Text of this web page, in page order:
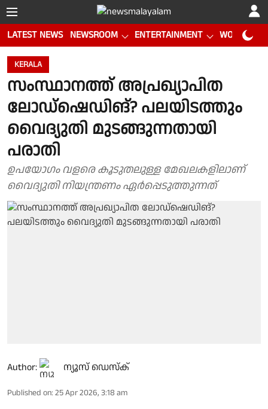
LATEST NEWS NEWSROOM ENTERTAINMENT WORLD CUP
KERALA
സംസ്ഥാനത്ത് അപ്രഖ്യാപിത
ലോഡ്ഷെഡിങ്? പലയിടത്തും
വൈദ്യുതി മുടങ്ങുന്നതായി
പരാതി
ഉപയോഗം വളരെ കൂടുതലുള്ള മേഖലകളിലാണ്
വൈദ്യുതി നിയന്ത്രണം ഏർപ്പെടുത്തുന്നത്
Author: ന്യൂസ് ഡെസ്ക്
Published on: 25 Apr 2026, 3:18 am